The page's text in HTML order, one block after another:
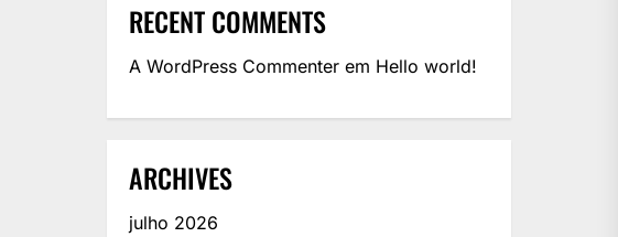
RECENT COMMENTS
A WordPress Commenter em Hello world!
ARCHIVES
julho 2026